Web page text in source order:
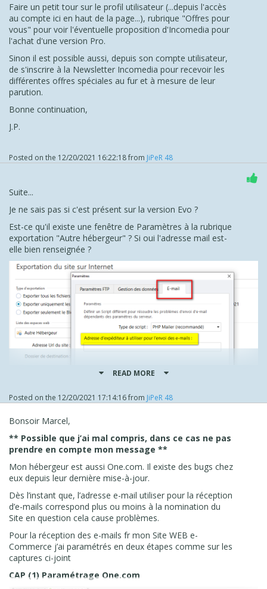
Faire un petit tour sur le profil utilisateur (...depuis l'accès
au compte ici en haut de la page...), rubrique "Offres pour
vous" pour voir l'éventuelle proposition d'Incomedia pour
l'achat d'une version Pro.
Sinon il est possible aussi, depuis son compte utilisateur,
de s'inscrire à la Newsletter Incomedia pour recevoir les
différentes offres spéciales au fur et à mesure de leur
parution.
Bonne continuation,
J.P.
Posted on the 12/20/2021 16:22:18from JiPeR 48
Suite...
Je ne sais pas si c'est présent sur la version Evo ?
Est-ce qu'il existe une fenêtre de Paramètres à la rubrique
exportation "Autre hébergeur" ? Si oui l'adresse mail est-
elle bien renseignée ?
Par ailleurs, il est possible d'aller tester les différents
scripts du formulaire depuis le panneau d'administration
en ligne, rubrique "Website Test" :
http://marceld.be/admin/login.php
(Code d'accès de l'admin depuis la gestion de l'accès du
projet)
@+,
J.P.
READ MORE
Posted on the 12/20/2021 17:14:16from JiPeR 48
Bonsoir Marcel,
** Possible que j’ai mal compris, dans ce cas ne pas
prendre en compte mon message **
Mon hébergeur est aussi One.com. Il existe des bugs chez
eux depuis leur dernière mise-à-jour.
Dès l’instant que, l’adresse e-mail utiliser pour la réception
d’e-mails correspond plus ou moins à la nomination du
Site en question cela cause problèmes.
Pour la réception des e-mails fr mon Site WEB e-
Commerce j’ai paramétrés en deux étapes comme sur les
captures ci-joint
CAP (1) Paramétrage One.com